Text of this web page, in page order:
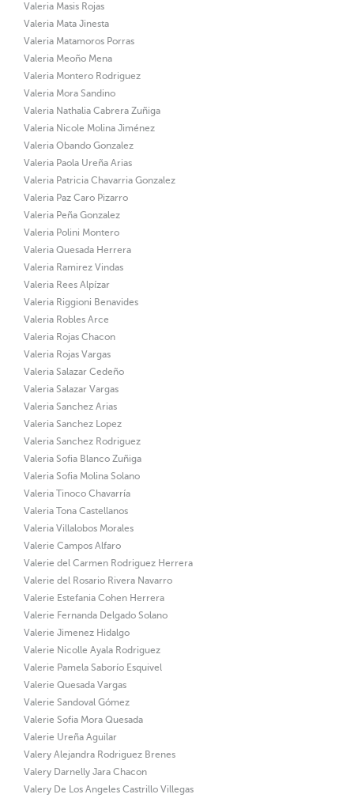
Valeria Masis Rojas
Valeria Mata Jinesta
Valeria Matamoros Porras
Valeria Meoño Mena
Valeria Montero Rodriguez
Valeria Mora Sandino
Valeria Nathalia Cabrera Zuñiga
Valeria Nicole Molina Jiménez
Valeria Obando Gonzalez
Valeria Paola Ureña Arias
Valeria Patricia Chavarria Gonzalez
Valeria Paz Caro Pizarro
Valeria Peña Gonzalez
Valeria Polini Montero
Valeria Quesada Herrera
Valeria Ramirez Vindas
Valeria Rees Alpízar
Valeria Riggioni Benavides
Valeria Robles Arce
Valeria Rojas Chacon
Valeria Rojas Vargas
Valeria Salazar Cedeño
Valeria Salazar Vargas
Valeria Sanchez Arias
Valeria Sanchez Lopez
Valeria Sanchez Rodriguez
Valeria Sofia Blanco Zuñiga
Valeria Sofia Molina Solano
Valeria Tinoco Chavarría
Valeria Tona Castellanos
Valeria Villalobos Morales
Valerie Campos Alfaro
Valerie del Carmen Rodriguez Herrera
Valerie del Rosario Rivera Navarro
Valerie Estefania Cohen Herrera
Valerie Fernanda Delgado Solano
Valerie Jimenez Hidalgo
Valerie Nicolle Ayala Rodriguez
Valerie Pamela Saborío Esquivel
Valerie Quesada Vargas
Valerie Sandoval Gómez
Valerie Sofia Mora Quesada
Valerie Ureña Aguilar
Valery Alejandra Rodriguez Brenes
Valery Darnelly Jara Chacon
Valery De Los Angeles Castrillo Villegas